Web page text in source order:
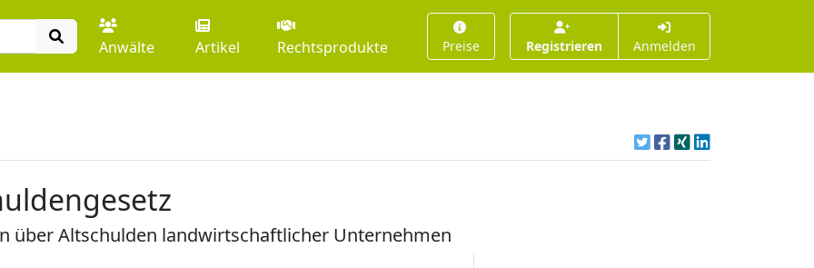
Anwälte Artikel Rechtsprodukte Preise Registrieren Anmelden
über Altschulden landwirtschaftlicher Unternehmen